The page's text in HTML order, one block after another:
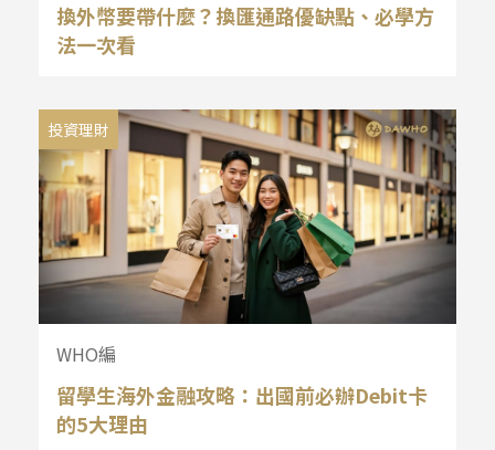
換外幣要帶什麼？換匯通路優缺點、必學方
法一次看
投資理財
WHO編
留學生海外金融攻略：出國前必辦Debit卡
的5大理由